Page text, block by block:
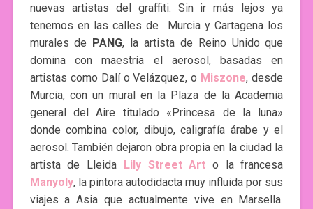
nuevas artistas del graffiti. Sin ir más lejos ya
tenemos en las calles de Murcia y Cartagena los
murales de PANG, la artista de Reino Unido que
domina con maestría el aerosol, basadas en
artistas como Dalí o Velázquez, o Miszone, desde
Murcia, con un mural en la Plaza de la Academia
general del Aire titulado «Princesa de la luna»
donde combina color, dibujo, caligrafía árabe y el
aerosol. También dejaron obra propia en la ciudad la
artista de Lleida Lily Street Art o la francesa
Manyoly, la pintora autodidacta muy influida por sus
viajes a Asia que actualmente vive en Marsella.